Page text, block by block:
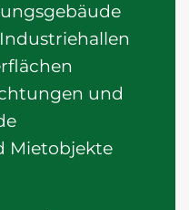
und
Mietobjekte